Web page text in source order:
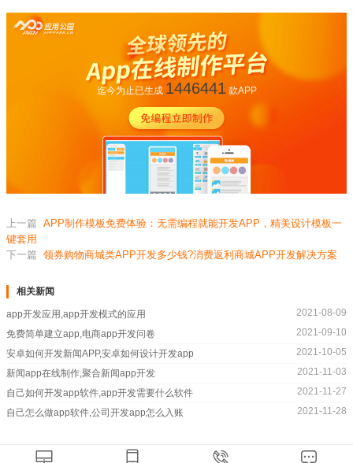
迄今为止已生成 1446441款APP
上一篇 APP制作模板免费体验：无需编程就能开发APP，精美设计模板一
键套用
下一篇 领券购物商城类APP开发多少钱?消费返利商城APP开发解决方案
相关新闻
app开发应用,app开发模式的应用
2021-08-09
免费简单建立app,电商app开发问卷
2021-09-10
安卓如何开发新闻APP,安卓如何设计开发app
2021-10-05
新闻app在线制作,聚合新闻app开发
2021-11-03
自己如何开发app软件,app开发需要什么软件
2021-11-27
自己怎么做app软件,公司开发app怎么入账
2021-11-28